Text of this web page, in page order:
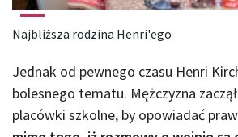
Najbliższa rodzina Henri'ego
Jednak od pewnego czasu Henri
bolesnego tematu. Mężczyzna
placówki szkolne, by opowiadać